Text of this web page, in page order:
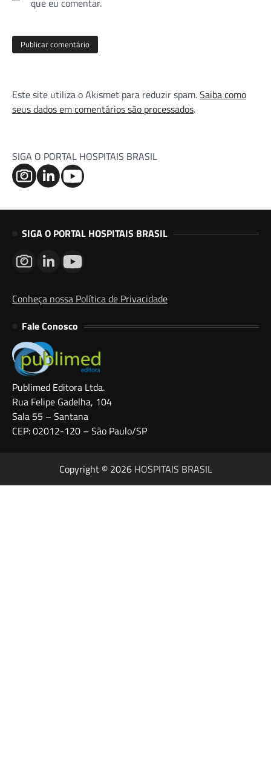
Este site utiliza o Akismet para reduzir spam.Saiba como
seus dados em comentários são processados.
SIGA O PORTAL HOSPITAIS BRASIL
SIGA O PORTAL HOSPITAIS BRASIL
Conheça nossa Política de Privacidade
Fale Conosco
Publimed Editora Ltda.
Rua Felipe Gadelha, 104
Sala 55 – Santana
CEP: 02012-120 – São Paulo/SP
Copyright © 2026 HOSPITAIS BRASIL